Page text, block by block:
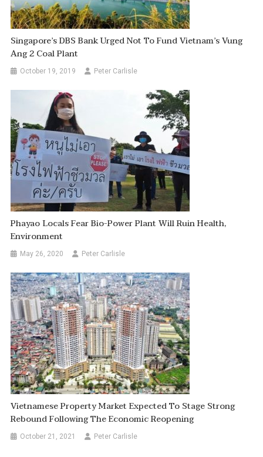
Singapore’s DBS Bank Urged Not To Fund Vietnam’s Vung
Ang 2 Coal Plant
October 19, 2019 Peter Carlisle
Phayao Locals Fear Bio-Power Plant Will Ruin Health,
Environment
May 26, 2020 Peter Carlisle
Vietnamese Property Market Expected To Stage Strong
Rebound Following The Economic Reopening
October 21, 2021 Peter Carlisle